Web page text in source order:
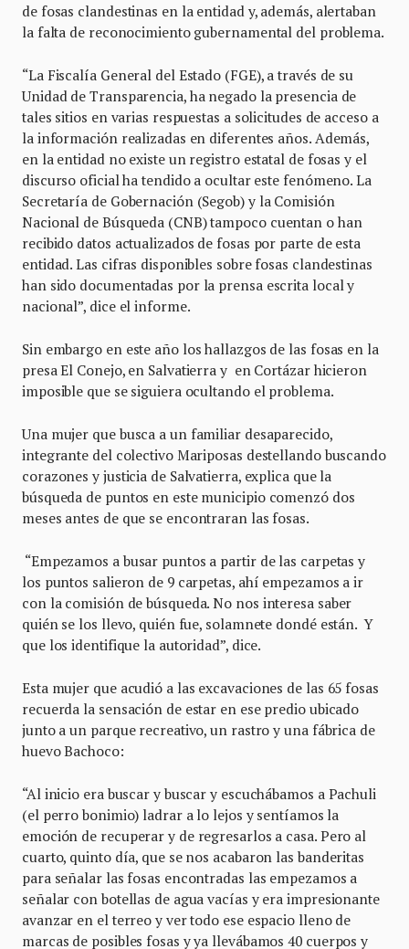
de fosas clandestinas en la entidad y, además, alertaban
la falta de reconocimiento gubernamental del problema.
“La Fiscalía General del Estado (FGE), a través de su
Unidad de Transparencia, ha negado la presencia de
tales sitios en varias respuestas a solicitudes de acceso a
la información realizadas en diferentes años. Además,
en la entidad no existe un registro estatal de fosas y el
discurso oficial ha tendido a ocultar este fenómeno. La
Secretaría de Gobernación (Segob) y la Comisión
Nacional de Búsqueda (CNB) tampoco cuentan o han
recibido datos actualizados de fosas por parte de esta
entidad. Las cifras disponibles sobre fosas clandestinas
han sido documentadas por la prensa escrita local y
nacional”, dice el informe.
Sin embargo en este año los hallazgos de las fosas en la
presa El Conejo, en Salvatierra y en Cortázar hicieron
imposible que se siguiera ocultando el problema.
Una mujer que busca a un familiar desaparecido,
integrante del colectivo Mariposas destellando buscando
corazones y justicia de Salvatierra, explica que la
búsqueda de puntos en este municipio comenzó dos
meses antes de que se encontraran las fosas.
“Empezamos a busar puntos a partir de las carpetas y
los puntos salieron de 9 carpetas, ahí empezamos a ir
con la comisión de búsqueda. No nos interesa saber
quién se los llevo, quién fue, solamnete dondé están. Y
que los identifique la autoridad”, dice.
Esta mujer que acudió a las excavaciones de las 65 fosas
recuerda la sensación de estar en ese predio ubicado
junto a un parque recreativo, un rastro y una fábrica de
huevo Bachoco:
“Al inicio era buscar y buscar y escuchábamos a Pachuli
(el perro bonimio) ladrar a lo lejos y sentíamos la
emoción de recuperar y de regresarlos a casa. Pero al
cuarto, quinto día, que se nos acabaron las banderitas
para señalar las fosas encontradas las empezamos a
señalar con botellas de agua vacías y era impresionante
avanzar en el terreo y ver todo ese espacio lleno de
marcas de posibles fosas y ya llevábamos 40 cuerpos y